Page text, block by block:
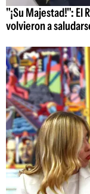
"¡Su Majestad!": El
volvieron a